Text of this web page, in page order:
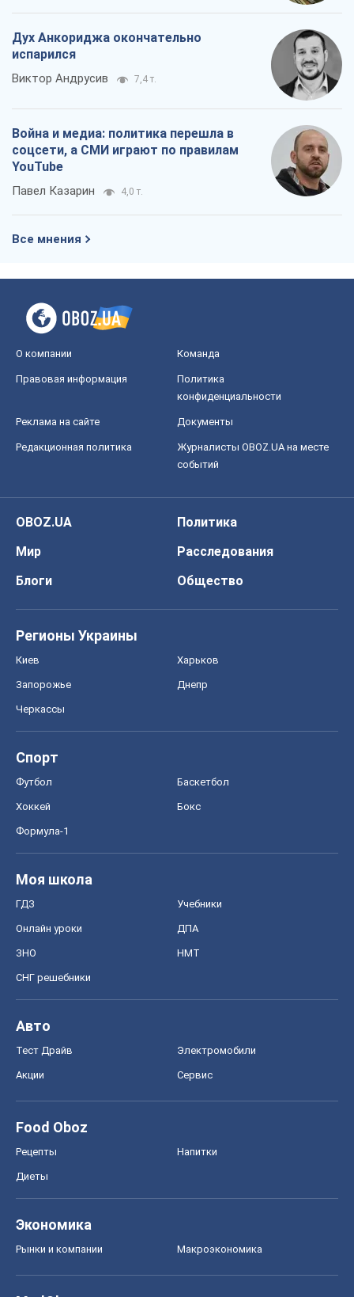
Дух Анкориджа окончательно
испарился
Виктор Андрусив 7,4 т.
Война и медиа: политика перешла в
соцсети, а СМИ играют по правилам
YouTube
Павел Казарин 4,0 т.
Все мнения
О компании Команда
Правовая информация
Политика
конфиденциальности
Реклама на сайте Документы
Редакционная политика
Журналисты OBOZ.UA на месте
событий
OBOZ.UA
Политика
Мир
Расследования
Блоги
Общество
Регионы Украины
Киев Харьков
Запорожье Днепр
Черкассы
Спорт
Футбол Баскетбол
Хоккей Бокс
Формула-1
Моя школа
ГДЗ Учебники
Онлайн уроки ДПА
ЗНО НМТ
СНГ решебники
Авто
Тест Драйв Электромобили
Акции Сервис
Food Oboz
Рецепты Напитки
Диеты
Экономика
Рынки и компании Mакроэкономика